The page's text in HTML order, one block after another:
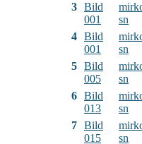
3 Bild
001
sn
4 Bild
001
sn
5 Bild
005
sn
6 Bild
013
sn
7 Bild
015
sn